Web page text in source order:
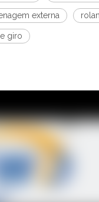
externa
giro